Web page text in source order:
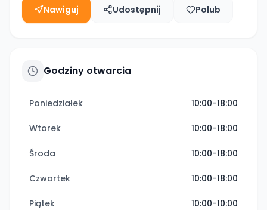
Nawiguj Udostępnij Polub
Godziny otwarcia
Poniedziałek 10:00-18:00
Wtorek 10:00-18:00
Środa 10:00-18:00
Czwartek 10:00-18:00
Piątek 10:00-10:00